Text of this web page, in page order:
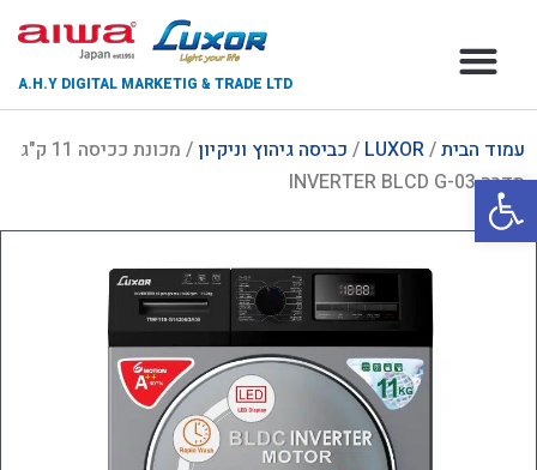
A.H.Y DIGITAL MARKETIG & TRADE LTD
עמוד הבית/
LUXOR
/ כביסה גיהוץ וניקיון
/ מכונת ככיסה 11 ק"ג
סדרה INVERTER BLCD G-03
פתח סרגל נגישות